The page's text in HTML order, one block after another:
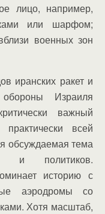
лицо, например,
или шарфом;
военных зон
иранских ракет и
Израиля
важный
всей
обсуждаемая тема
и политиков.
историю с
аэродромы со
Хотя масштаб,